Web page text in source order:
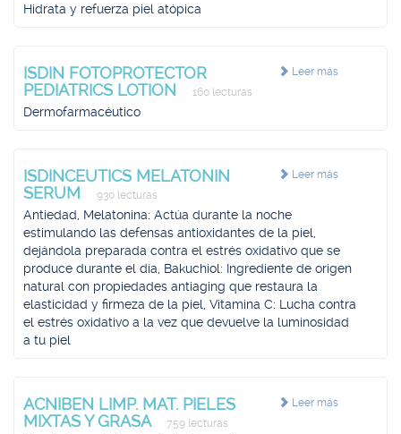
Hidrata y refuerza piel atópica
Leer más
ISDIN FOTOPROTECTOR
PEDIATRICS LOTION
160 lecturas
Dermofarmacéutico
Leer más
ISDINCEUTICS MELATONIN
SERUM
930 lecturas
Antiedad, Melatonina: Actúa durante la noche
estimulando las defensas antioxidantes de la piel,
dejándola preparada contra el estrés oxidativo que se
produce durante el día, Bakuchiol: Ingrediente de origen
natural con propiedades antiaging que restaura la
elasticidad y firmeza de la piel, Vitamina C: Lucha contra
el estrés oxidativo a la vez que devuelve la luminosidad
a tu piel
Leer más
ACNIBEN LIMP. MAT. PIELES
MIXTAS Y GRASA
759 lecturas